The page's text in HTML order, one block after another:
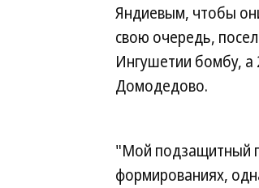
Яндиевым, чтобы
свою очередь,
Ингушетии бомбу, а
Домодедово.
"Мой подзащитный
формированиях,